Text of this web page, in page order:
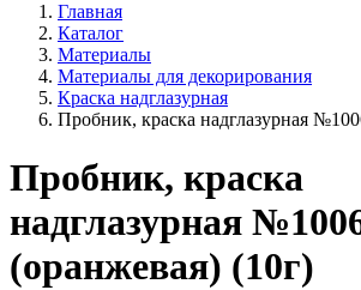
Главная
Каталог
Материалы
Материалы для декорирования
Краска надглазурная
Пробник, краска надглазурная
Пробник, краска
надглазурная
(оранжевая) (10г)